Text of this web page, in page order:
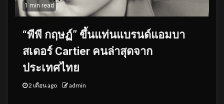
1 min read
“พีพี กฤษฏ์” ขึ้นแท่นแบรนด์แอมบา
สเดอร์ Cartier คนล่าสุดจาก
ประเทศไทย
2 เดือน ago admin